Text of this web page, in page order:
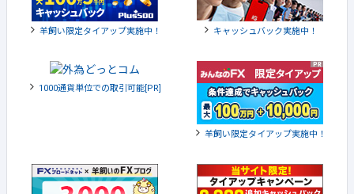
羊飼い限定タイアップ実施中！ キャッシュバック実施中！
1000通貨単位での取引可能[PR]
羊飼い限定タイアップ実施中！